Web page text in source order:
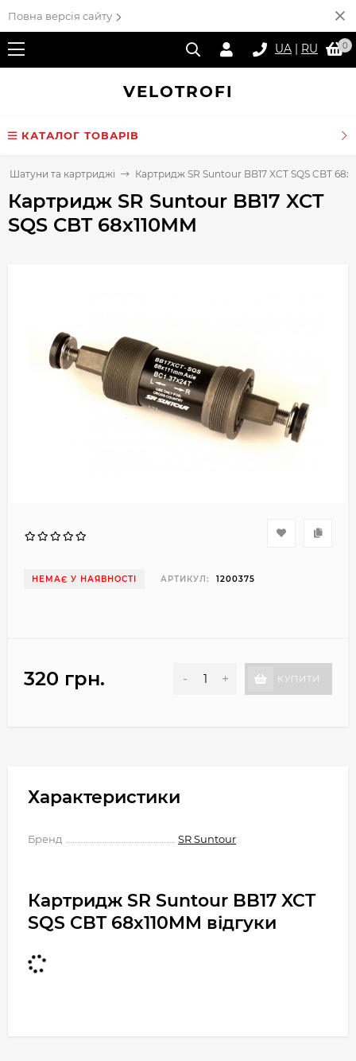
Повна версія сайту
UA | RU 0
VELOTROFI
КАТАЛОГ ТОВАРІВ
Шатуни та картриджі Картридж SR Suntour BB17 XCT SQS CBT
Картридж SR Suntour BB17 XCT
SQS CBT 68x110MM
НЕМАЄ У НАЯВНОСТІ АРТИКУЛ: 1200375
320 грн. - + КУПИТИ
Характеристики
Бренд SR Suntour
Картридж SR Suntour BB17 XCT
SQS CBT 68x110MM відгуки